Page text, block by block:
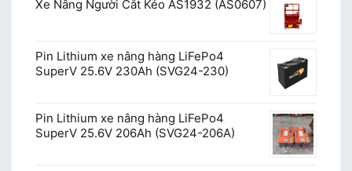
Xe Nâng Người Cắt Kéo AS1932 (AS0607)
Pin Lithium xe nâng hàng LiFePo4
SuperV 25.6V 230Ah (SVG24-230)
Pin Lithium xe nâng hàng LiFePo4
SuperV 25.6V 206Ah (SVG24-206A)